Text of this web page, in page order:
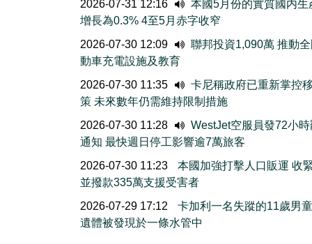
2026-07-31 12:16
本國5月份的實質國内生
增長為0.3% 4至5月赤字收窄
2026-07-30 12:09
聯邦投資1,090萬 推動
動車充電設施及教育
2026-07-30 11:35
卡尼稱政府已重新掌控
策 未來數年仍需維持限制措施
2026-07-30 11:28
WestJet空服員發72小
通知 最快週日停工影響逾7萬旅客
2026-07-30 11:23
本國加強打擊人口販運 收
並撥款335萬支援受害者
2026-07-29 17:12
卡加利一名失蹤的11歲男
遺體被發現於一條水管中